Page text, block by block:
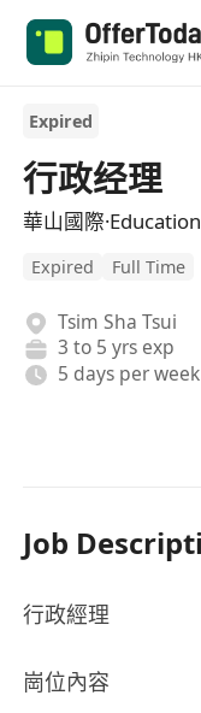
Expired
行政经理
華山國際
Expired Full Time
Tsim Sha Tsui
3 to 5 yrs exp
5 days per week
Job
行政經理
崗位內容